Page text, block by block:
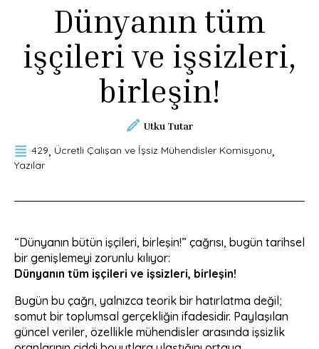
Dünyanın tüm
işçileri ve işsizleri,
birleşin!
Utku Tutar
429 Ücretli Çalışan ve İşsiz Mühendisler Komisyonu
Yazılar
“Dünyanın bütün işçileri, birleşin!” çağrısı, bugün tarihsel
bir genişlemeyi zorunlu kılıyor:
Dünyanın tüm işçileri ve işsizleri, birleşin!
Bugün bu çağrı, yalnızca teorik bir hatırlatma değil;
somut bir toplumsal gerçekliğin ifadesidir. Paylaşılan
güncel veriler, özellikle mühendisler arasında işsizlik